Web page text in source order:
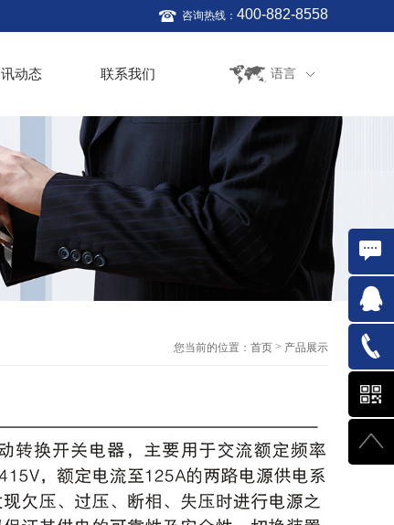
咨询热线： 400-882-8558
动态 联系我们 语言
您当前的位置： 首页 > 产品展示
在线咨
询
021-